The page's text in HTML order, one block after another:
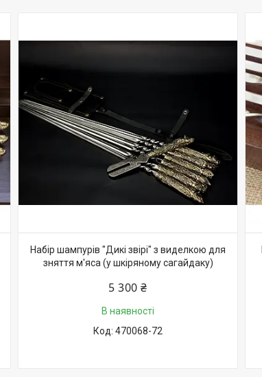
Набір шампурів "Дикі звірі" з виделкою для
зняття м'яса (у шкіряному сагайдаку)
5 300 ₴
В наявності
470068-72